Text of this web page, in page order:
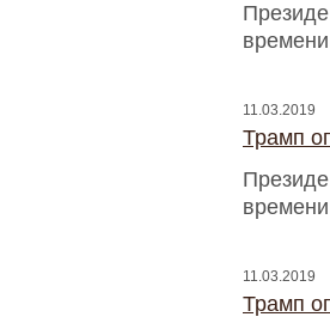
времени
11.03.2019
Трамп
времени
11.03.2019
Трамп